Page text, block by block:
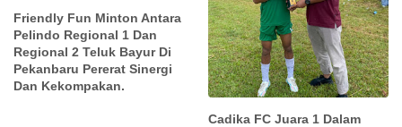
Friendly Fun Minton Antara
Pelindo Regional 1 Dan
Regional 2 Teluk Bayur Di
Pekanbaru Pererat Sinergi
Dan Kekompakan.
Cadika FC Juara 1 Dalam